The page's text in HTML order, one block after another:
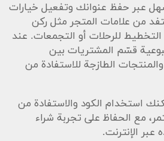
عبر حفظ عنوانك وتفعيل خيارات
من علامات المتجر مثل ركن
للرحلات أو التجمعات. عند
قسّم المشتريات بين
الطازجة للاستفادة من
استخدام الكود والاستفادة من
مع الحفاظ على تجربة شراء
الإنترنت.